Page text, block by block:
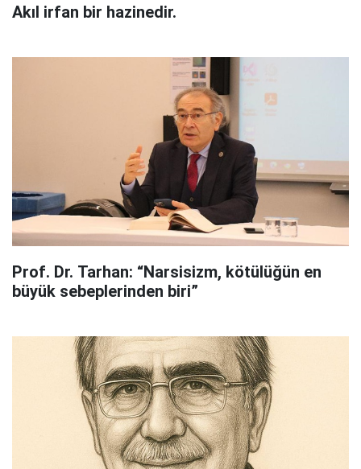
Akıl irfan bir hazinedir.
Prof. Dr. Tarhan: “Narsisizm, kötülüğün en
büyük sebeplerinden biri”